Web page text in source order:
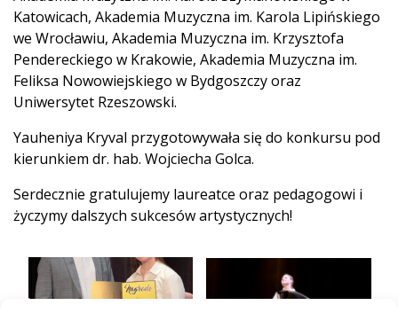
Katowicach, Akademia Muzyczna im. Karola Lipińskiego
we Wrocławiu, Akademia Muzyczna im. Krzysztofa
Pendereckiego w Krakowie, Akademia Muzyczna im.
Feliksa Nowowiejskiego w Bydgoszczy oraz
Uniwersytet Rzeszowski.
Yauheniya Kryval przygotowywała się do konkursu pod
kierunkiem dr. hab. Wojciecha Golca.
Serdecznie gratulujemy laureatce oraz pedagogowi i
życzymy dalszych sukcesów artystycznych!